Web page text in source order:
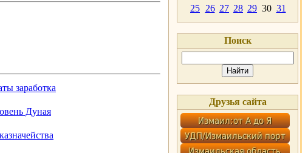
заработка
Дуная
25 26 27 28 29 30 31
Поиск
Друзья сайта